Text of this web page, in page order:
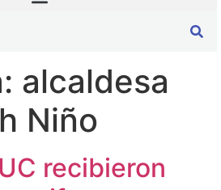
alcaldesa
Niño
recibieron